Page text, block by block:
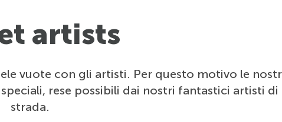
artists
vuote con gli artisti. Per questo motivo le
rese possibili dai nostri fantastici artisti di
strada.